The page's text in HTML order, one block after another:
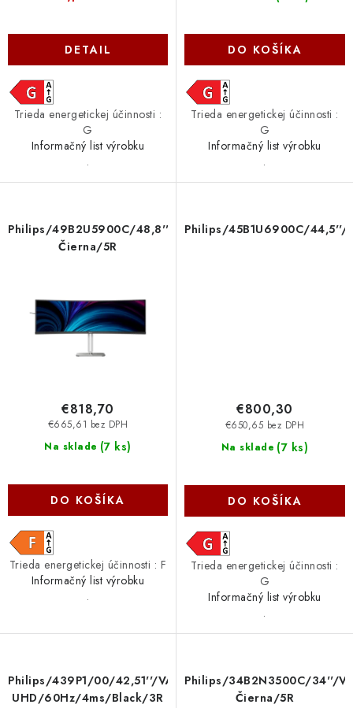
DETAIL
Trieda energetickej účinnosti :
G
Informačný list výrobku
.
DO KOŠÍKA
Trieda energetickej účinnosti :
G
Informačný list výrobku
.
Philips/49B2U5900C/48,8''/VA/DQHD/75Hz/4ms/
Čierna/5R
Na sklade (7 ks)
€665,61 bez DPH
€818,70
DO KOŠÍKA
Trieda energetickej účinnosti : F
Informačný list výrobku
.
Philips/45B1U6900C/44,5''/
Na sklade (7 ks)
€650,65 bez DPH
€800,30
DO KOŠÍKA
Trieda energetickej účinnosti :
G
Informačný list výrobku
.
Philips/439P1/00/42,51''/VA/4K
UHD/60Hz/4ms/Black/3R
Philips/34B2N3500C/34''/
Čierna/5R